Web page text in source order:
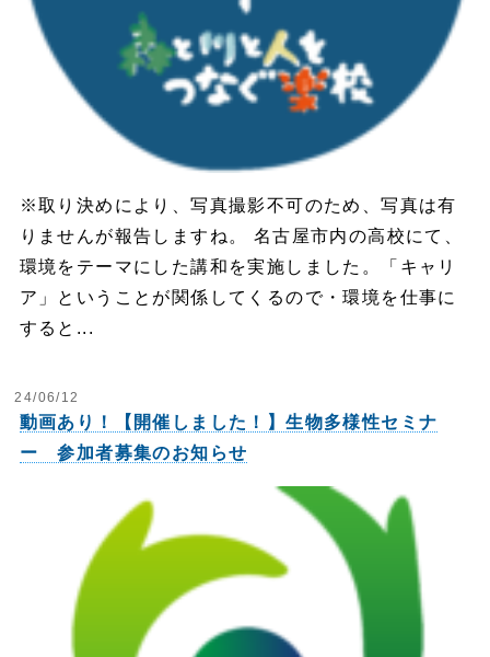
※取り決めにより、写真撮影不可のため、写真は有
りませんが報告しますね。 名古屋市内の高校にて、
環境をテーマにした講和を実施しました。「キャリ
ア」ということが関係してくるので・環境を仕事に
すると...
24/06/12
動画あり！【開催しました！】生物多様性セミナ
ー 参加者募集のお知らせ